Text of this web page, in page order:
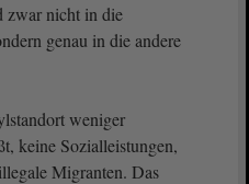
zwar nicht in die
genau in die andere
weniger
keine Sozialleistungen,
Migranten. Das